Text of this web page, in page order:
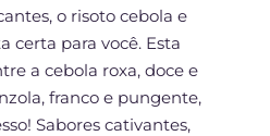
o risoto cebola e
certa para você. Esta
a cebola roxa, doce e
franco e pungente,
Sabores cativantes,